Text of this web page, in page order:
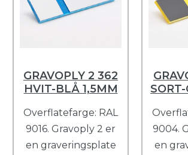
GRAVOPLY 2 362
HVIT-BLÅ 1,5MM
Overflatefarge: RAL
9016. Gravoply 2 er
en graveringsplate
9004.
en